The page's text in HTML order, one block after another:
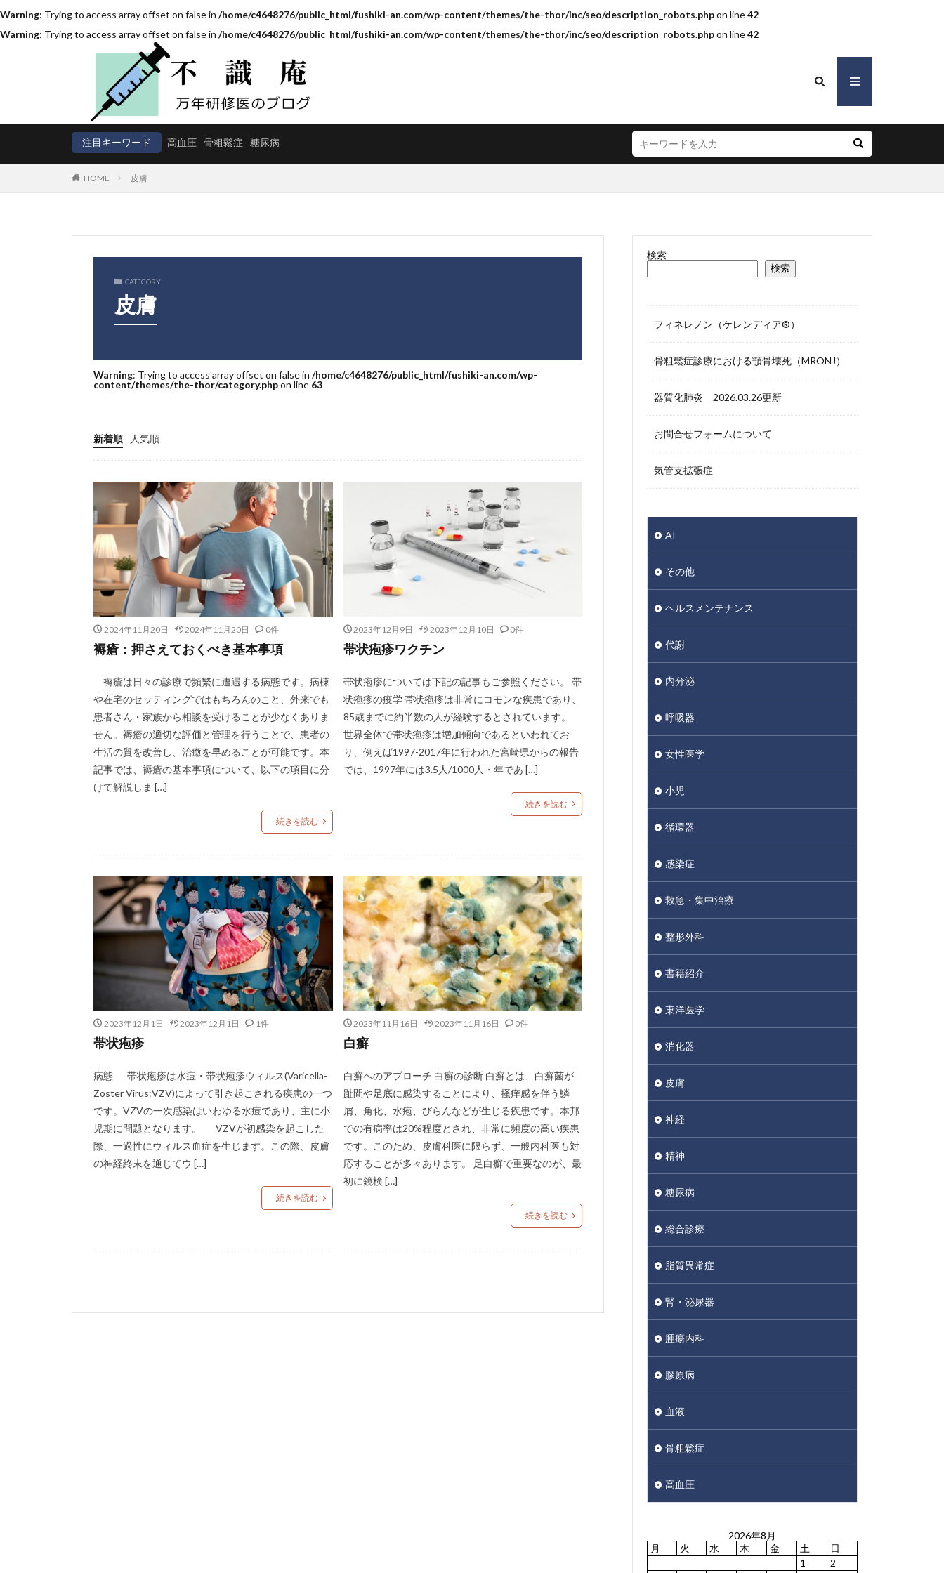
Warning: Trying to access array offset on false in /home/c4648276/public_html/fushiki-an.com/wp-content/themes/the-thor/inc/seo/description_robots.phpon line42
Warning: Trying to access array offset on false in /home/c4648276/public_html/fushiki-an.com/wp-content/themes/the-thor/inc/seo/description_robots.phpon line42
注目キーワード 高血圧 骨粗鬆症 糖尿病
HOME 皮膚
CATEGORY
皮膚
Warning: Trying to access array offset on false in /home/c4648276/public_html/fushiki-an.com/wp-
content/themes/the-thor/category.phpon line 63
新着順 人気順
2024年11月20日 2024年11月20日 0件
褥瘡：押さえておくべき基本事項
褥瘡は日々の診療で頻繁に遭遇する病態です。病棟
や在宅のセッティングではもちろんのこと、外来でも
患者さん・家族から相談を受けることが少なくありま
せん。褥瘡の適切な評価と管理を行うことで、患者の
生活の質を改善し、治癒を早めることが可能です。本
記事では、褥瘡の基本事項について、以下の項目に分
けて解説しま […]
続きを読む
2023年12月9日 2023年12月10日 0件
帯状疱疹ワクチン
帯状疱疹については下記の記事もご参照ください。 帯
状疱疹の疫学 帯状疱疹は非常にコモンな疾患であり、
85歳までに約半数の人が経験するとされています。
世界全体で帯状疱疹は増加傾向であるといわれてお
り、例えば1997-2017年に行われた宮崎県からの報告
では、1997年には3.5人/1000人・年であ […]
続きを読む
2023年12月1日 2023年12月1日 1件
帯状疱疹
病態 帯状疱疹は水痘・帯状疱疹ウィルス(Varicella-
Zoster Virus:VZV)によって引き起こされる疾患の一つ
です。VZVの一次感染はいわゆる水痘であり、主に小
児期に問題となります。 VZVが初感染を起こした
際、一過性にウィルス血症を生じます。この際、皮膚
の神経終末を通じてウ […]
続きを読む
2023年11月16日 2023年11月16日 0件
白癬
白癬へのアプローチ 白癬の診断 白癬とは、白癬菌が
趾間や足底に感染することにより、掻痒感を伴う鱗
屑、角化、水疱、びらんなどが生じる疾患です。本邦
での有病率は20%程度とされ、非常に頻度の高い疾患
です。このため、皮膚科医に限らず、一般内科医も対
応することが多々あります。 足白癬で重要なのが、最
初に鏡検 […]
続きを読む
検索
検索
フィネレノン（ケレンディア®）
骨粗鬆症診療における顎骨壊死（MRONJ）
器質化肺炎 2026.03.26更新
お問合せフォームについて
気管支拡張症
AI
その他
ヘルスメンテナンス
代謝
内分泌
呼吸器
女性医学
小児
循環器
感染症
救急・集中治療
整形外科
書籍紹介
東洋医学
消化器
皮膚
神経
精神
糖尿病
総合診療
脂質異常症
腎・泌尿器
腫瘍内科
膠原病
血液
骨粗鬆症
高血圧
2026年8月
月
火 水 木 金 土
日
1
2